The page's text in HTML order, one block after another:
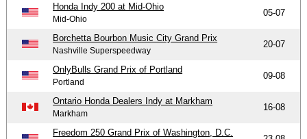
Honda Indy 200 at Mid-Ohio
Mid-Ohio
05-07
Borchetta Bourbon Music City Grand Prix
Nashville Superspeedway
20-07
OnlyBulls Grand Prix of Portland
Portland
09-08
Ontario Honda Dealers Indy at Markham
Markham
16-08
Freedom 250 Grand Prix of Washington, D.C.